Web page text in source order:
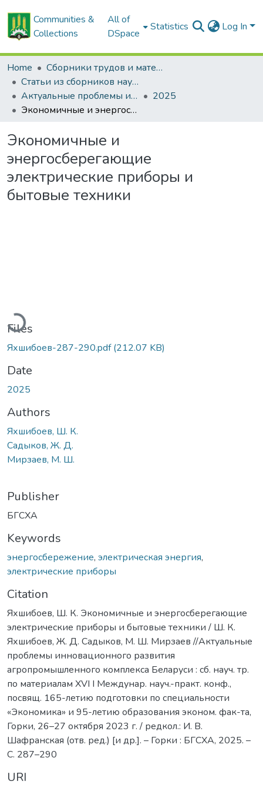
Communities &
Collections
All of
DSpace
Statistics Log In
Home
Сборники трудов и материалов конференций
Статьи из сборников научных трудов
Актуальные проблемы инновационного развития агропромышленного комплекса Беларуси
2025
Экономичные и энергосберегающие электрические приборы и бытовые техники
Экономичные и
энергосберегающие
электрические приборы и
бытовые техники
Loading...
Files
Яхшибоев-287-290.pdf(212.07 KB)
Date
2025
Authors
Яхшибоев, Ш. К.
Садыков, Ж. Д.
Мирзаев, М. Ш.
Publisher
БГСХА
Keywords
энергосбережение, электрическая энергия,
электрические приборы
Citation
Яхшибоев, Ш. К. Экономичные и энергосберегающие
электрические приборы и бытовые техники / Ш. К.
Яхшибоев, Ж. Д. Садыков, М. Ш. Мирзаев //Актуальные
проблемы инновационного развития
агропромышленного комплекса Беларуси : сб. науч. тр.
по материалам XVI I Междунар. науч.-практ. конф.,
посвящ. 165-летию подготовки по специальности
«Экономика» и 95-летию образования эконом. фак-та,
Горки, 26–27 октября 2023 г. / редкол.: И. В.
Шафранская (отв. ред.) [и др.]. – Горки : БГСХА, 2025. –
С. 287–290
URI